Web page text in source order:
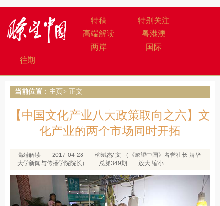
特稿
特别关注
高端解读
粤港澳
两岸
国际
往期
当前位置 ： 主页 > 正文
【中国文化产业八大政策取向之六】文
化产业的两个市场同时开拓
高端解读 2017-04-28
柳斌杰/ 文 （《瞭望中国》名誉社长 清华
大学新闻与传播学院院长）
总第349期 放大 缩小